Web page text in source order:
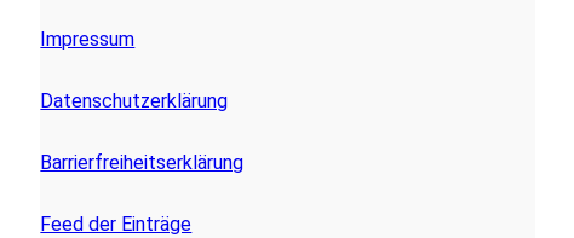
Impressum
Datenschutzerklärung
Barrierfreiheitserklärung
Feed der Einträge